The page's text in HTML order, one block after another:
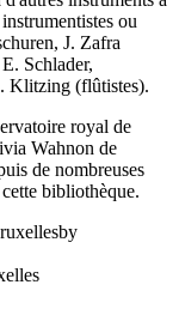
ou
J. Zafra
Schlader,
Klitzing (flûtistes).
royal de
Wahnon de
de nombreuses
bibliothèque.